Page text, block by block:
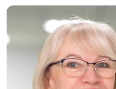
распространяется
грязные руки,
ношении контактных
признак — обильное
за которого ресницы
утрам. Для лечения
антибиотики в виде